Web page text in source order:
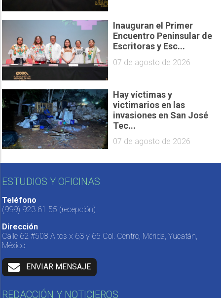
Inauguran el Primer
Encuentro Peninsular de
Escritoras y Esc...
07 de agosto de 2026
Hay víctimas y
victimarios en las
invasiones en San José
Tec...
07 de agosto de 2026
ESTUDIOS Y OFICINAS
Teléfono
(999) 923 61 55 (recepción)
Dirección
Calle 62 #508 Altos x 63 y 65 Col. Centro, Mérida, Yucatán,
México.
ENVIAR MENSAJE
REDACCIÓN Y NOTICIEROS